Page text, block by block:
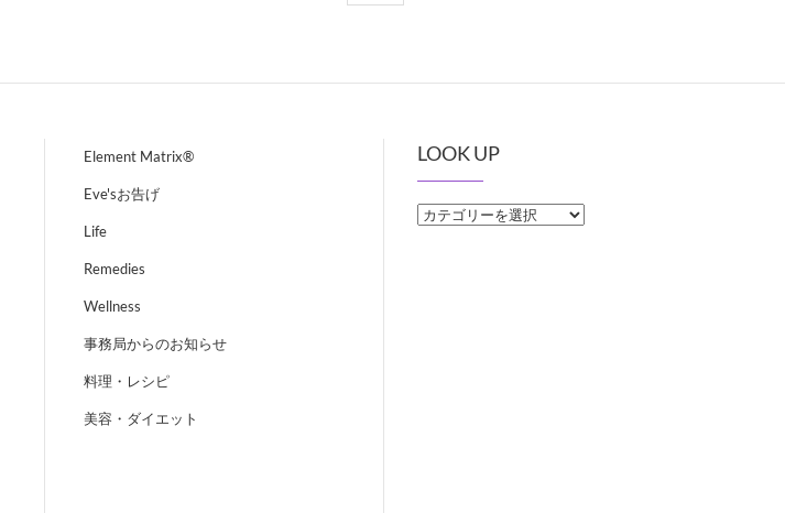
Element Matrix®
Eve'sお告げ
Life
Remedies
Wellness
事務局からのお知らせ
料理・レシピ
美容・ダイエット
LOOK UP
LOOK